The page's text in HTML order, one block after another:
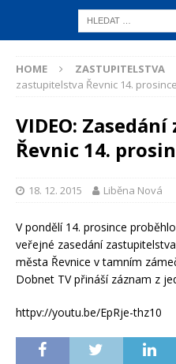
HOME ZASTUPITELSTVA
zastupitelstva Řevnic 14. prosince
VIDEO:
Řevnic 14.
18. 12. 2015 Liběna Nová
V pondělí 14. prosince proběhlo
veřejné zasedání zastupitelstva
města Řevnice v tamním
Dobnet TV přináší záznam z
httpv://youtu.be/EpRje-thz10